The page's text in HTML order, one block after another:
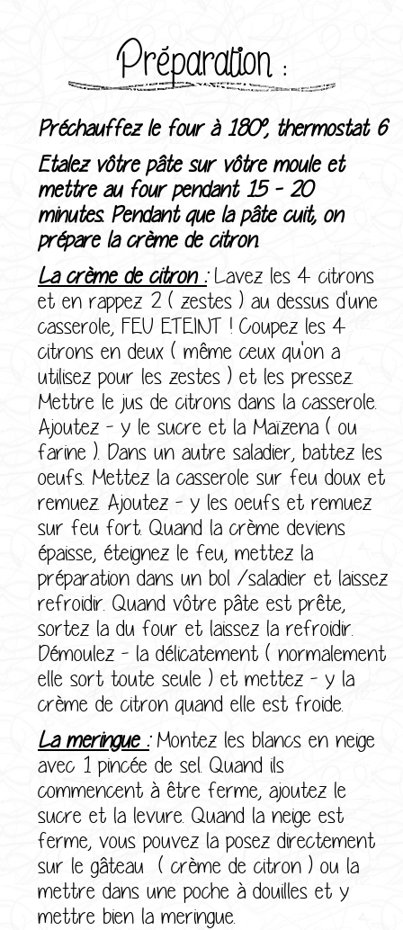
Préparation :
Préchauffez le four à 180°, thermostat 6
Etalez vôtre pâte sur vôtre moule et
mettre au four pendant 15 - 20
minutes.Pendant que la pâte cuit, on
prépare la crème de citron.
La crème de citron :Lavez les 4 citrons
et en rappez 2 ( zestes ) au dessus d'une
casserole, FEU ETEINT ! Coupez les 4
citrons en deux ( même ceux qu'on a
utilisez pour les zestes ) et les pressez.
Mettre le jus de citrons dans la casserole.
Ajoutez - y le sucre et la Maïzena ( ou
farine ). Dans un autre saladier, battez les
oeufs. Mettez la casserole sur feu doux et
remuez. Ajoutez - y les oeufs et remuez
sur feu fort. Quand la crème deviens
épaisse, éteignez le feu, mettez la
préparation dans un bol /saladier et laissez
refroidir. Quand vôtre pâte est prête,
sortez la du four et laissez la refroidir.
Démoulez - la délicatement ( normalement
elle sort toute seule ) et mettez - y la
crème de citron quand elle est froide.
La meringue :Montez les blancs en neige
avec 1 pincée de sel. Quand ils
commencent à être ferme, ajoutez le
sucre et la levure. Quand la neige est
ferme, vous pouvez la posez directement
sur le gâteau ( crème de citron ) ou la
mettre dans une poche à douilles et y
mettre bien la meringue.